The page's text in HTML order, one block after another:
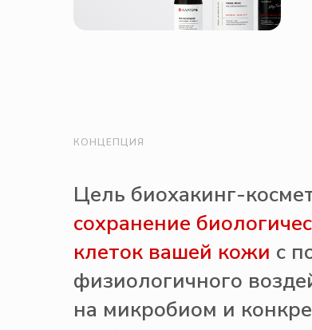
КОНЦЕПЦИЯ
Цель биохакинг-
сохранение
клеток вашей кожи с
физиологичного
на микробиом и